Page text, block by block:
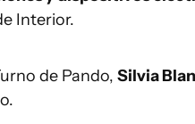
Interior.
de Pando, Silvia